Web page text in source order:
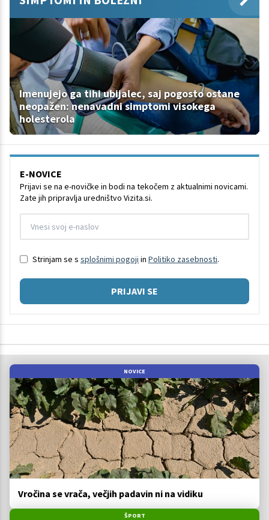
Imenujejo ga tihi ubijalec, saj pogosto ostane
neopažen: nenavadni simptomi visokega
holesterola
E-NOVICE
Prijavi se na e-novičke in bodi na tekočem z aktualnimi novicami.
Zate jih pripravlja uredništvo Vizita.si.
Strinjam se s splošnimi pogoji in Politiko zasebnosti.
PRIJAVI SE
NOVICE
Vročina se vrača, večjih padavin ni na vidiku
ŠPORT